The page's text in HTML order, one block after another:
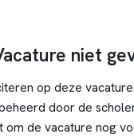
niet
op deze
door de
om de vacature nog